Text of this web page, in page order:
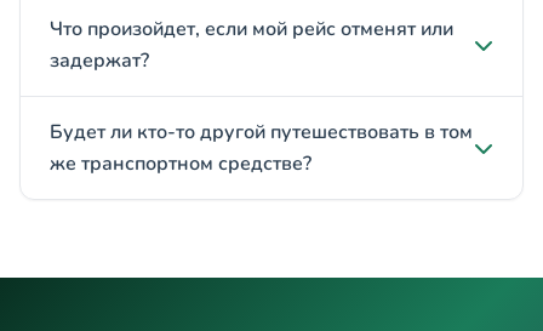
Что произойдет, если мой рейс отменят или
задержат?
Будет ли кто-то другой путешествовать в том
же транспортном средстве?